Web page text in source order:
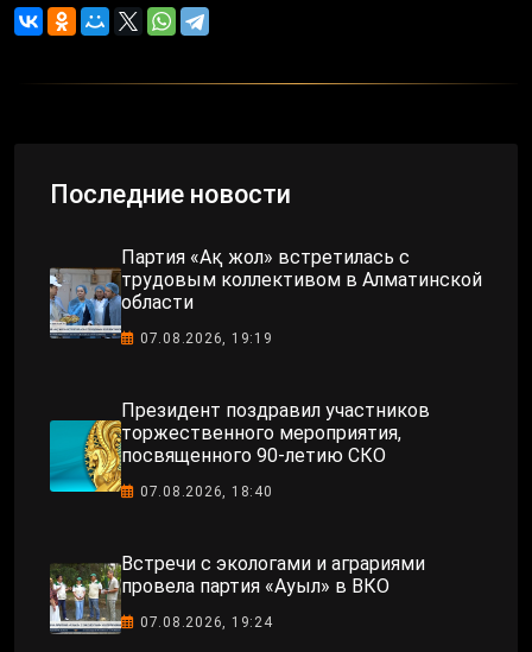
Последние новости
Партия «Ақ жол» встретилась с
трудовым коллективом в Алматинской
области
07.08.2026, 19:19
Президент поздравил участников
торжественного мероприятия,
посвященного 90-летию СКО
07.08.2026, 18:40
Встречи с экологами и аграриями
провела партия «Ауыл» в ВКО
07.08.2026, 19:24